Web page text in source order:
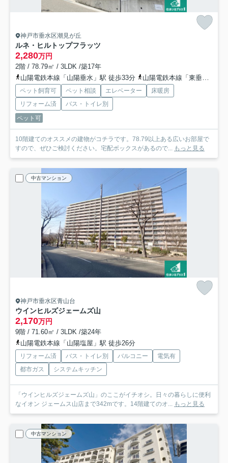
神戸市垂水区潮見が丘
ルネ・ヒルトップフラッツ
2,280万円
2階 / 78.79㎡ / 3LDK /築17年
山陽電鉄本線「山陽垂水」駅 徒歩33分
山陽電鉄本線「東垂水」駅 徒歩35分
ペット飼育可 ペット相談 エレベーター
床暖房
リフォーム済
バス・トイレ別
ペット可
10階建てのオススメの建物がコチラです。78.79以上ある広いお部屋で
すので、ぜひご検討ください。宅配ボックスがあるので... もっと見る
中古マンション
神戸市垂水区青山台
ウインヒルズジェームズ山
2,170万円
9階 / 71.60㎡ / 3LDK /築24年
山陽電鉄本線「山陽塩屋」駅 徒歩26分
リフォーム済 バス・トイレ別 バルコニー
電気有
都市ガス
システムキッチン
「ウインヒルズジェームズ山」のここがイチオシ。日々の暮らしに便利
なイオン ジェームス山店まで342mです。14階建てのオ... もっと見る
中古マンション